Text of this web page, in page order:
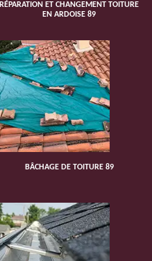
RÉPARATION ET CHANGEMENT TOITURE
EN ARDOISE 89
BÂCHAGE DE TOITURE 89